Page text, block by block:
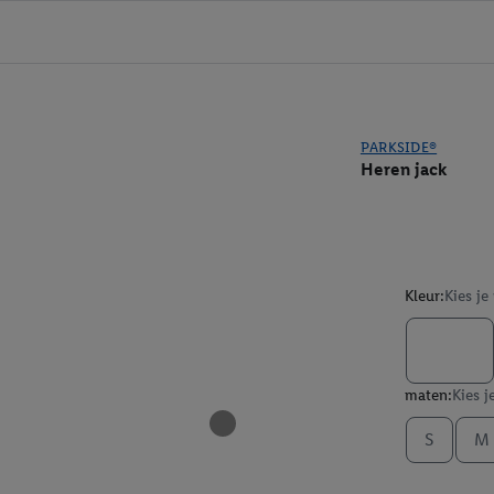
PARKSIDE®
Heren jack
Kleur:Kies
maten:Kies
S M